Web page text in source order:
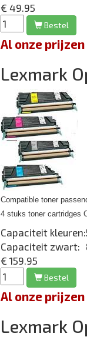
€ 49.95
Bestel
Al onze
Lexmark
Compatible toner
4 stuks toner cartridges
Capaciteit kleuren:
Capaciteit zwart:
€ 159.95
Bestel
Al onze
Lexmark